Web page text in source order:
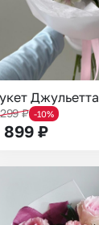
Джульетта
₽ -10%
899 ₽